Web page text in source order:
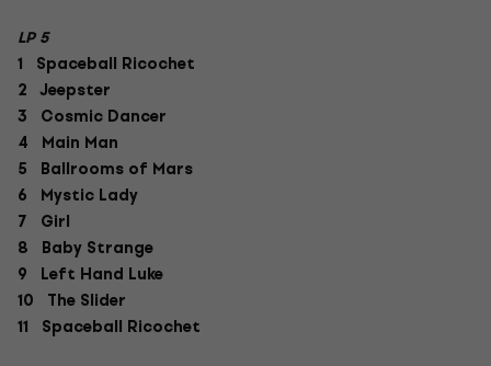
LP 5
1 Spaceball Ricochet
2 Jeepster
3 Cosmic Dancer
4 Main Man
5 Ballrooms of Mars
6 Mystic Lady
7 Girl
8 Baby Strange
9 Left Hand Luke
10 The Slider
11 Spaceball Ricochet